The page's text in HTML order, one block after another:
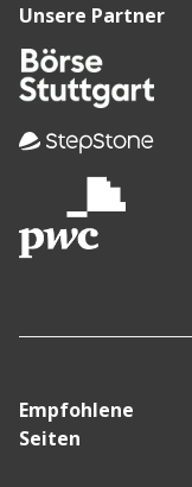
Unsere Partner
Empfohlene
Seiten